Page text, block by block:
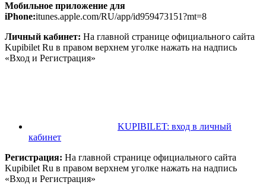
Мобильное приложение для
iPhone:itunes.apple.com/RU/app/id959473151?mt=8
Личный кабинет: На главной странице официального сайта
Kupibilet Ru в правом верхнем уголке нажать на надпись
«Вход и Регистрация»
KUPIBILET: вход в личный
кабинет
Регистрация: На главной странице официального сайта
Kupibilet Ru в правом верхнем уголке нажать на надпись
«Вход и Регистрация»